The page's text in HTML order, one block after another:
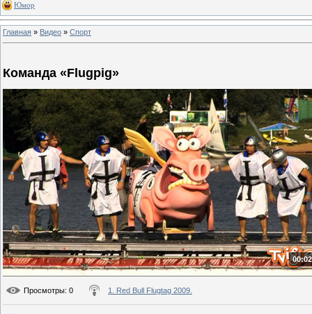
Юмор
Главная » Видео » Спорт
Команда «Flugpig»
Просмотры: 0 1. Red Bull Flugtag 2009.